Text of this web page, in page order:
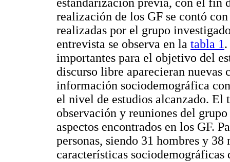
estandarización previa, con el fin
realización de los GF se contó
realizadas por el grupo
entrevista se observa en la tabla 1
importantes para el objetivo del
discurso libre aparecieran nuevas
información sociodemográfica
el nivel de estudios alcanzado. El
observación y reuniones del
aspectos encontrados en los GF.
personas, siendo 31 hombres y
características